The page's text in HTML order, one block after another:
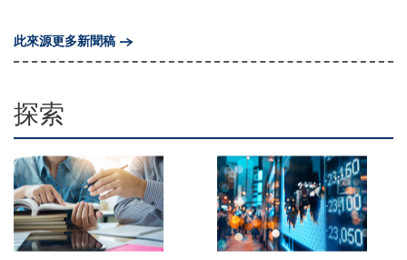
此來源更多新聞稿
探索